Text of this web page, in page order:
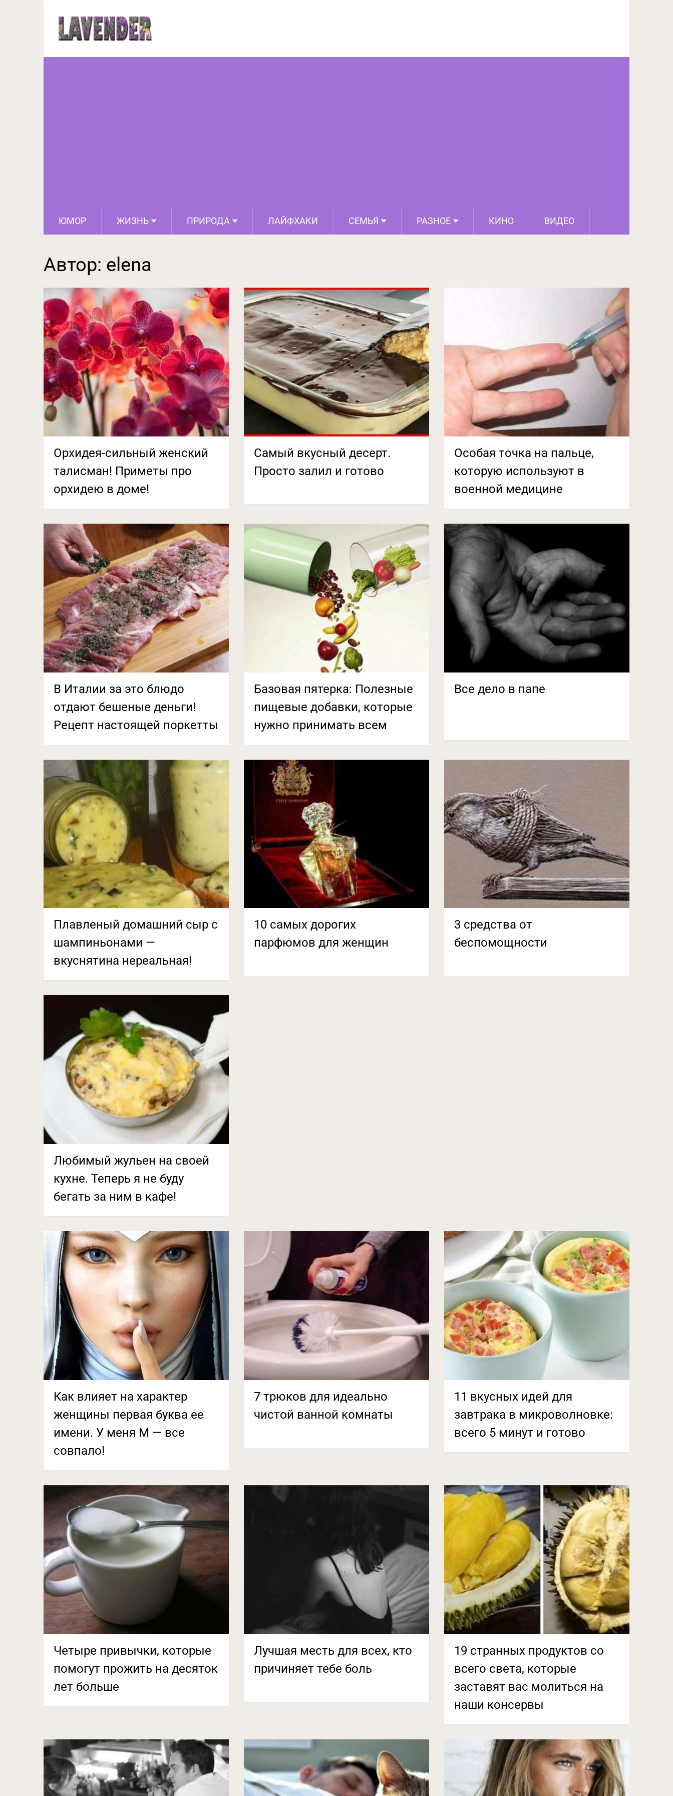
ЮМОР ЖИЗНЬ ПРИРОДА ЛАЙФХАКИ СЕМЬЯ РАЗНОЕ КИНО ВИДЕО
Автор: elena
Орхидея-сильный женский
талисман! Приметы про
орхидею в доме!
Самый вкусный десерт.
Просто залил и готово
Особая точка на пальце,
которую используют в
военной медицине
В Италии за это блюдо
отдают бешеные деньги!
Рецепт настоящей поркетты
Базовая пятерка: Полезные
пищевые добавки, которые
нужно принимать всем
Все дело в папе
Плавленый домашний сыр с
шампиньонами —
вкуснятина нереальная!
10 самых дорогих
парфюмов для женщин
3 средства от
беспомощности
Любимый жульен на своей
кухне. Теперь я не буду
бегать за ним в кафе!
Как влияет на характер
женщины первая буква ее
имени. У меня М — все
совпало!
7 трюков для идеально
чистой ванной комнаты
11 вкусных идей для
завтрака в микроволновке:
всего 5 минут и готово
Четыре привычки, которые
помогут прожить на десяток
лет больше
Лучшая месть для всех, кто
причиняет тебе боль
19 странных продуктов со
всего света, которые
заставят вас молиться на
наши консервы